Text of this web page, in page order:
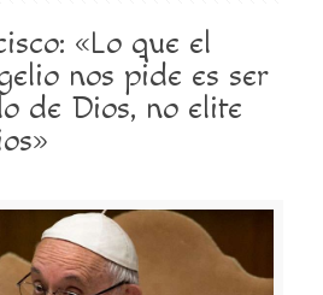
«Lo que el
nos pide es ser
de Dios, no elite